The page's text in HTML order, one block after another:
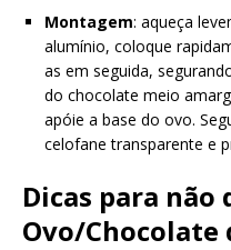
Montagem: aqueça
alumínio, coloque
as em seguida,
do chocolate meio
apóie a base do ovo.
celofane transparente e
Dicas para não
Ovo/Chocolate